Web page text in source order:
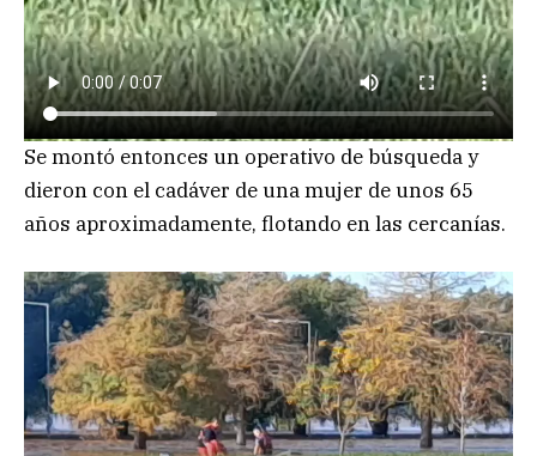
Se montó entonces un operativo de búsqueda y
dieron con el cadáver de una mujer de unos 65
años aproximadamente, flotando en las cercanías.